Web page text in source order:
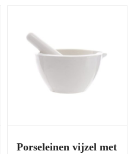
Porseleinen vijzel met